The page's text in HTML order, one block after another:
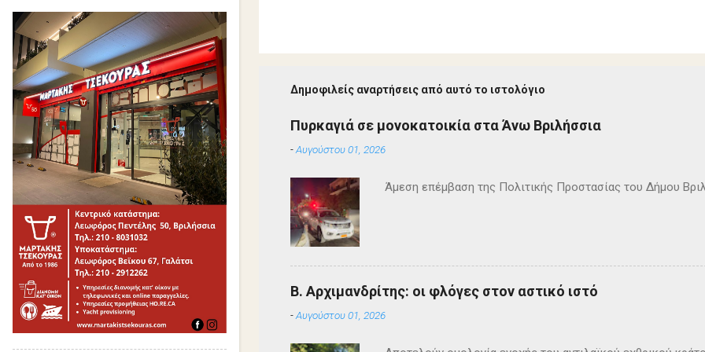
Δημοφιλείς αναρτήσεις από αυτό το ιστολόγιο
Πυρκαγιά σε μονοκατοικία στα Άνω Βριλήσσια
-Αυγούστου 01, 2026
Άμεση επέμβαση της Πολιτικής Προστασίας του Δήμου
Β. Αρχιμανδρίτης: οι φλόγες στον αστικό ιστό
-Αυγούστου 01, 2026